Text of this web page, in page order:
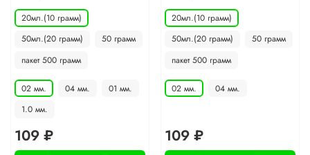
20мл.(10 грамм)
50мл.(20 грамм)
50 грамм
пакет 500 грамм
02 мм. 04 мм.
01 мм.
1.0 мм.
109 ₽
20мл.(10 грамм)
50мл.(20 грамм)
50 грамм
пакет 500 грамм
02 мм. 04 мм.
109 ₽